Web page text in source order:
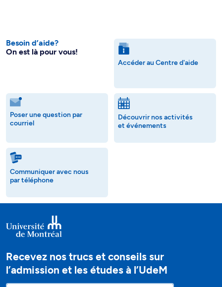
Besoin d’aide?
On est là pour vous!
Accéder au Centre d'aide
Poser une question par
courriel
Découvrir nos activités
et événements
Communiquer avec nous
par téléphone
Recevez nos trucs et conseils sur
l’admission et les études à l’UdeM